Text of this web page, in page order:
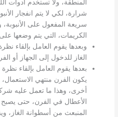
المنطقة، ولا تستخدم أدوات
شرارة، لكي لا يتم انفجار
سريعة المفعول على
الكريمات، التي يتم وضعها
وبعدها يقوم العامل بإلقاء
الغاز للدخول إلى الجهاز أو
بعدها يقوم العامل بإلقاء
يكون الفرن منتهي
أخرى، وهذا ما تعمل عليه
الأعطال في الفرن، حتى يصبح
المنبعث من أسطوانة الغاز،